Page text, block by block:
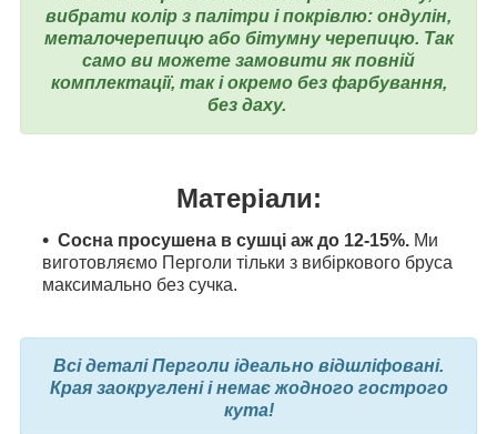
вибрати колір з палітри і покрівлю: ондулін,
металочерепицю або бітумну черепицю. Так
само ви можете замовити як повній
комплектації, так і окремо без фарбування,
без даху.
Матеріали:
Сосна просушена в сушці аж до 12-15%. Ми
виготовляємо Перголи тільки з вибіркового бруса
максимально без сучка.
Всі деталі Перголи ідеально відшліфовані.
Края заокруглені і немає жодного гострого
кута!